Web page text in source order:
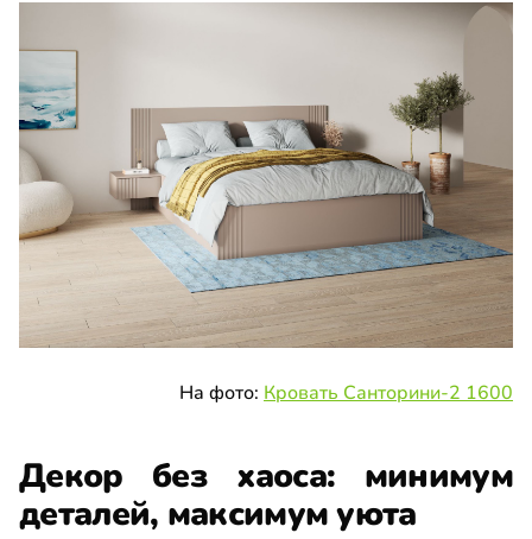
На фото: Кровать Санторини-2 1600
Декор без хаоса: минимум
деталей, максимум уюта